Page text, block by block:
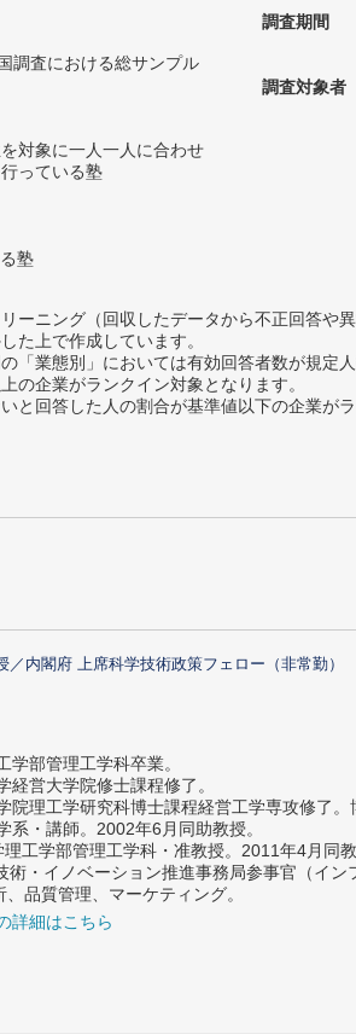
調査における総サンプル
対象に一人一人に合わせ
っている塾
塾
調査期間
調査対象者
ニング（回収したデータから不正回答や異
た上で作成しています。
「業態別」においては有効回答者数が規定
の企業がランクイン対象となります。
回答した人の割合が基準値以下の企業がラ
／内閣府 上席科学技術政策フェロー（非常勤）
学部管理工学科卒業。
経営大学院修士課程修了。
院理工学研究科博士課程経営工学専攻修了。
系・講師。2002年6月同助教授。
工学部管理工学科・准教授。2011年4月同教
術・イノベーション推進事務局参事官（イン
品質管理、マーケティング。
詳細はこちら